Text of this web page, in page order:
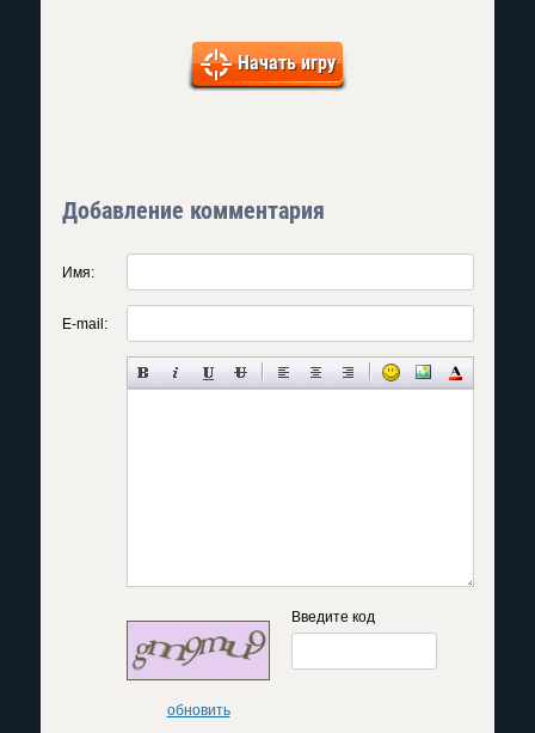
Начать игру
Добавление комментария
Имя:
E-mail:
обновить
Введите код